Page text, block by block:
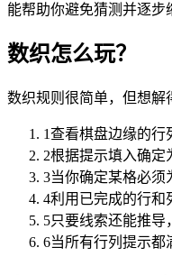
能帮助你避免猜测并逐步
数织怎么玩？
数织规则很简单，但想解
1查看棋盘边缘的行
2根据提示填入确定
3当你确定某格必须
4利用已完成的行和
5只要线索还能推导
6当所有行列提示都